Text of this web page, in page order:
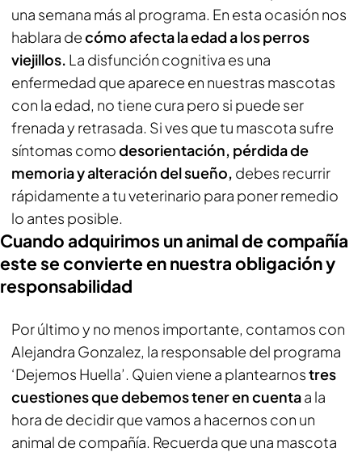
una semana más al programa. En esta ocasión nos
hablara decómo afecta la edad a los perros
viejillos. La disfunción cognitiva es una
enfermedad que aparece en nuestras mascotas
con la edad, no tiene cura pero si puede ser
frenada y retrasada. Si ves que tu mascota sufre
síntomas comodesorientación, pérdida de
memoria y alteración del sueño, debes recurrir
rápidamente a tu veterinario para poner remedio
lo antes posible.
Cuando adquirimos un animal de compañía
este se convierte en nuestra obligación y
responsabilidad
Por último y no menos importante, contamos con
Alejandra Gonzalez, la responsable del programa
‘Dejemos Huella’. Quien viene a plantearnostres
cuestiones que debemos tener en cuentaa la
hora de decidir que vamos a hacernos con un
animal de compañía. Recuerda que una mascota